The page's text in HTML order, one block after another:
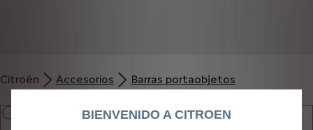
Citroën Accesorios Barras portaobjetos
BIENVENIDO A CITROEN
idioma o los resultados de búsqueda, y contribuyen a mejorar lo que te